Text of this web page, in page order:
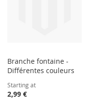
Branche fontaine -
Différentes couleurs
Starting at
2,99 €